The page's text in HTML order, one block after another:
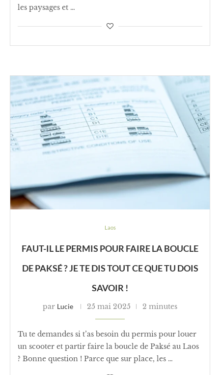
les paysages et …
Laos
FAUT-IL LE PERMIS POUR FAIRE LA BOUCLE
DE PAKSÉ ? JE TE DIS TOUT CE QUE TU DOIS
SAVOIR !
par Lucie 25 mai 2025 2 minutes
Tu te demandes si t’as besoin du permis pour louer
un scooter et partir faire la boucle de Paksé au Laos
? Bonne question ! Parce que sur place, les …